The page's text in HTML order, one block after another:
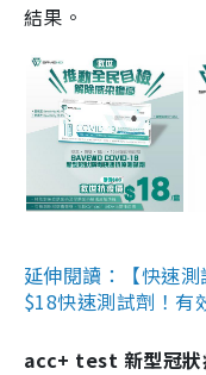
結果。
延伸閱讀：【快速
$18快速測試劑！
acc+ test 新型冠狀